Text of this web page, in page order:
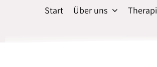
Start Über uns